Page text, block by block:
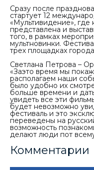
Сразу после
стартует 12
«Мультивидение»,
представлена и
того, в рамках
мультновинки.
трех площадках
Светлана Петрова –
«Заэто время мы
располагаем наши
было удобно их
больше времени и
увидеть все эти
будет невозможно
фестиваль и это
переведены на
возможность
делают люди пот
Комментарии